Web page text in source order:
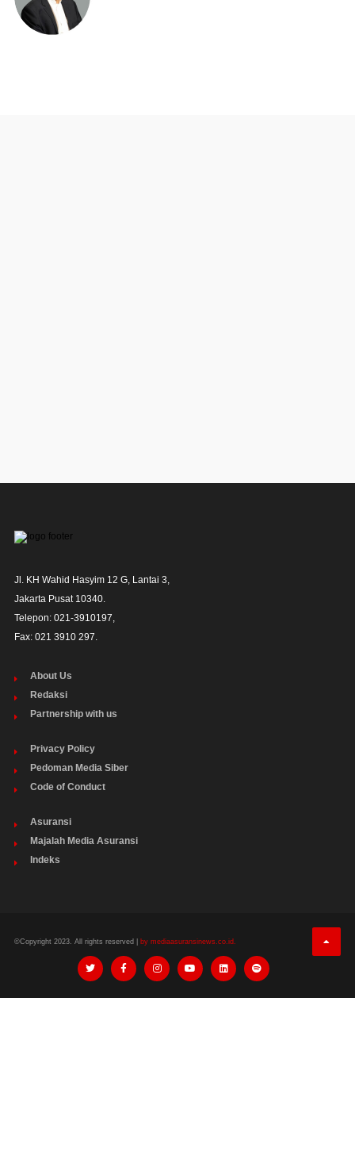
Jl. KH Wahid Hasyim 12 G, Lantai 3,
Jakarta Pusat 10340.
Telepon: 021-3910197,
Fax: 021 3910 297.
About Us
Redaksi
Partnership with us
Privacy Policy
Pedoman Media Siber
Code of Conduct
Asuransi
Majalah Media Asuransi
Indeks
©Copyright 2023. All rights reserved | by mediaasuransinews.co.id.